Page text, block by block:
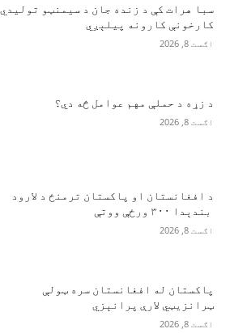
سبا هرات کې د زنده جان د سیمنټو تولیدي
کارخونې کارونه پیلېږي
اګست 8, 2026
د زړه د حملې مهم عوامل څه دي؟
اګست 8, 2026
د افغانستان او پاکستان ترمنځ د لارود
بندېدا ۳۰۰ ورځې ووتې
اګست 8, 2026
پاکستان له افغانستان سره ټولې
ټرانزیټي لارې پرانېزي
اګست 8, 2026